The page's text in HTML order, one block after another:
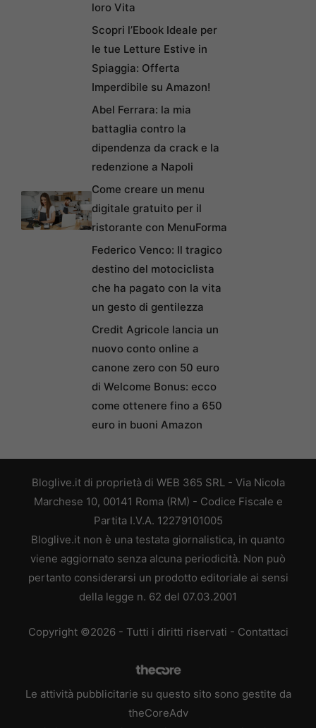
loro Vita
Scopri l’Ebook Ideale per
le tue Letture Estive in
Spiaggia: Offerta
Imperdibile su Amazon!
Abel Ferrara: la mia
battaglia contro la
dipendenza da crack e la
redenzione a Napoli
Come creare un menu
digitale gratuito per il
ristorante con MenuForma
Federico Venco: Il tragico
destino del motociclista
che ha pagato con la vita
un gesto di gentilezza
Credit Agricole lancia un
nuovo conto online a
canone zero con 50 euro
di Welcome Bonus: ecco
come ottenere fino a 650
euro in buoni Amazon
Bloglive.it di proprietà di WEB 365 SRL - Via Nicola
Marchese 10, 00141 Roma (RM) - Codice Fiscale e
Partita I.V.A. 12279101005
Bloglive.it non è una testata giornalistica, in quanto
viene aggiornato senza alcuna periodicità. Non può
pertanto considerarsi un prodotto editoriale ai sensi
della legge n. 62 del 07.03.2001
Copyright ©2026 - Tutti i diritti riservati - Contattaci
Le attività pubblicitarie su questo sito sono gestite da
theCoreAdv